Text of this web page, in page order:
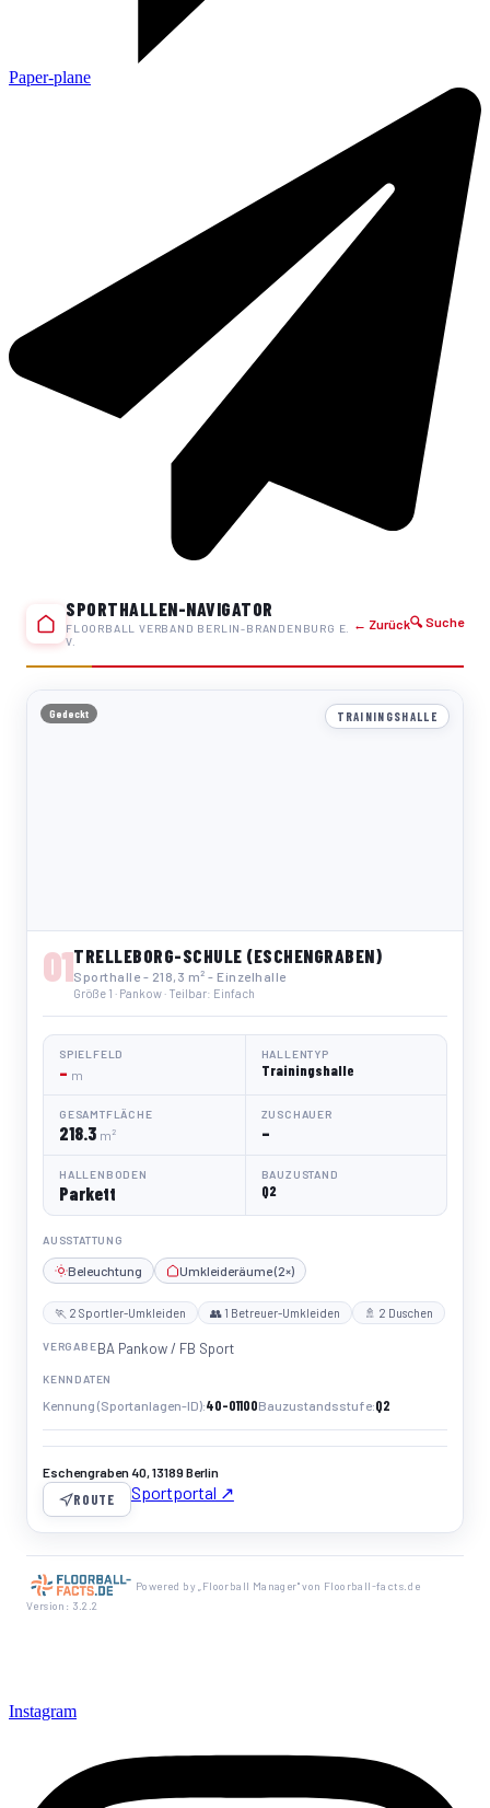
Paper-plane
SPORTHALLEN-NAVIGATOR
FLOORBALL VERBAND BERLIN-BRANDENBURG E.
V.
← Zurück🔍 Suche
TRAININGSHALLE
Gedeckt
01TRELLEBORG-SCHULE (ESCHENGRABEN)
Sporthalle - 218,3 m² - Einzelhalle
Größe 1 · Pankow · Teilbar: Einfach
SPIELFELD
– m
HALLENTYP
Trainingshalle
GESAMTFLÄCHE
218.3 m²
ZUSCHAUER
–
HALLENBODEN
Parkett
BAUZUSTAND
Q2
AUSSTATTUNG
Beleuchtung Umkleideräume (2×)
🏃 2 Sportler-Umkleiden 👥 1 Betreuer-Umkleiden 🚿 2 Duschen
VERGABEBA Pankow / FB Sport
KENNDATEN
Kennung (Sportanlagen-ID) 40-01100Bauzustandsstufe Q2
Eschengraben 40, 13189 Berlin
ROUTE Sportportal ↗
Powered by „Floorball Manager" von Floorball-facts.de
Version: 3.2.2
Instagram